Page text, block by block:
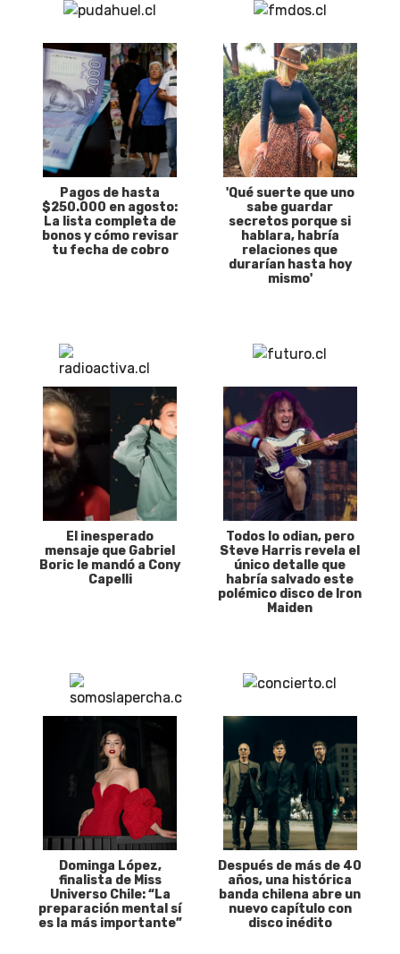
Pagos de hasta
$250.000 en agosto:
La lista completa de
bonos y cómo revisar
tu fecha de cobro
'Qué suerte que uno
sabe guardar
secretos porque si
hablara, habría
relaciones que
durarían hasta hoy
mismo'
El inesperado
mensaje que Gabriel
Boric le mandó a Cony
Capelli
Todos lo odian, pero
Steve Harris revela el
único detalle que
habría salvado este
polémico disco de Iron
Maiden
Dominga López,
finalista de Miss
Universo Chile: “La
preparación mental sí
es la más importante”
Después de más de 40
años, una histórica
banda chilena abre un
nuevo capítulo con
disco inédito